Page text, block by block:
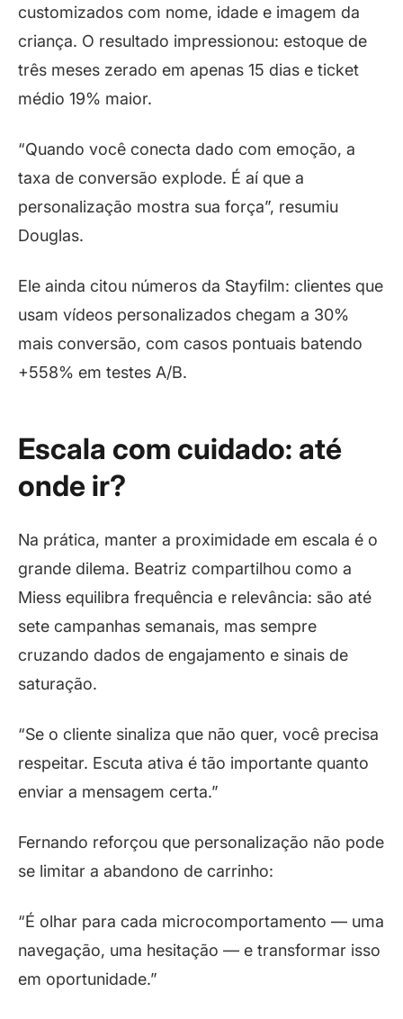
customizados com nome, idade e imagem da
criança. O resultado impressionou: estoque de
três meses zerado em apenas 15 dias e ticket
médio 19% maior.
“Quando você conecta dado com emoção, a
taxa de conversão explode. É aí que a
personalização mostra sua força”, resumiu
Douglas.
Ele ainda citou números da Stayfilm: clientes que
usam vídeos personalizados chegam a 30%
mais conversão, com casos pontuais batendo
+558% em testes A/B.
Escala com cuidado: até
onde ir?
Na prática, manter a proximidade em escala é o
grande dilema. Beatriz compartilhou como a
Miess equilibra frequência e relevância: são até
sete campanhas semanais, mas sempre
cruzando dados de engajamento e sinais de
saturação.
“Se o cliente sinaliza que não quer, você precisa
respeitar. Escuta ativa é tão importante quanto
enviar a mensagem certa.”
Fernando reforçou que personalização não pode
se limitar a abandono de carrinho:
“É olhar para cada microcomportamento — uma
navegação, uma hesitação — e transformar isso
em oportunidade.”